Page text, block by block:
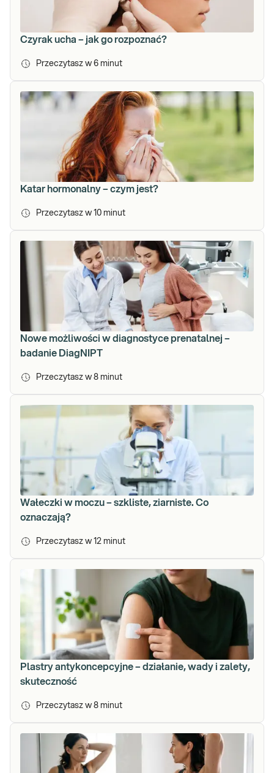
Czyrak ucha – jak go rozpoznać?
Przeczytasz w 6 minut
Katar hormonalny – czym jest?
Przeczytasz w 10 minut
Nowe możliwości w diagnostyce prenatalnej –
badanie DiagNIPT
Przeczytasz w 8 minut
Wałeczki w moczu – szkliste, ziarniste. Co
oznaczają?
Przeczytasz w 12 minut
Plastry antykoncepcyjne – działanie, wady i zalety,
skuteczność
Przeczytasz w 8 minut